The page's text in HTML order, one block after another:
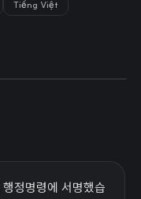
Tiếng Việt
정명령에 서명했습